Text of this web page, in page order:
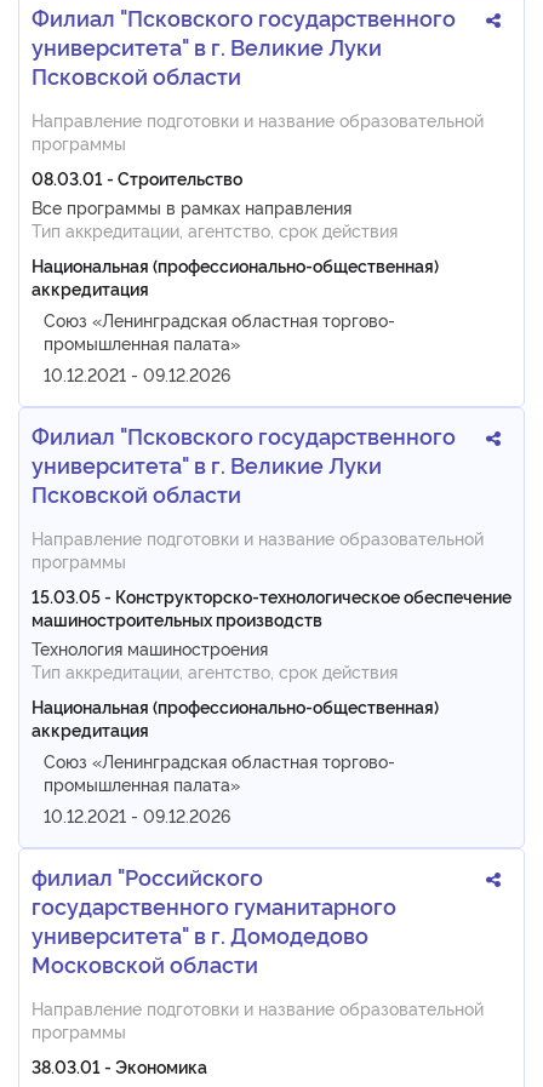
Филиал "Псковского государственного
университета" в г. Великие Луки
Псковской области
Направление подготовки и название образовательной
программы
08.03.01 - Строительство
Все программы в рамках направления
Тип аккредитации, агентство, срок действия
Национальная (профессионально-общественная)
аккредитация
Союз «Ленинградская областная торгово-
промышленная палата»
10.12.2021 - 09.12.2026
Филиал "Псковского государственного
университета" в г. Великие Луки
Псковской области
Направление подготовки и название образовательной
программы
15.03.05 - Конструкторско-технологическое обеспечение
машиностроительных производств
Технология машиностроения
Тип аккредитации, агентство, срок действия
Национальная (профессионально-общественная)
аккредитация
Союз «Ленинградская областная торгово-
промышленная палата»
10.12.2021 - 09.12.2026
филиал "Российского
государственного гуманитарного
университета" в г. Домодедово
Московской области
Направление подготовки и название образовательной
программы
38.03.01 - Экономика